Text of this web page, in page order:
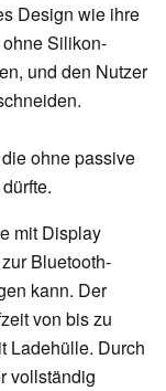
Design wie ihre
Silikon-
und den Nutzer
ohne passive
mit Display
Bluetooth-
kann. Der
von bis zu
Ladehülle. Durch
vollständig